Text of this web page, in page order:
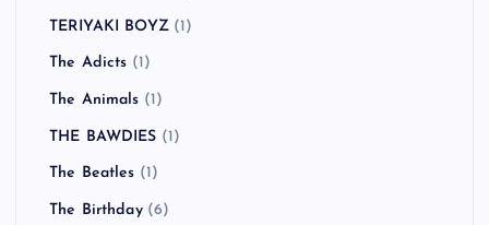
TERIYAKI BOYZ(1)
The Adicts (1)
The Animals (1)
THE BAWDIES (1)
The Beatles (1)
The Birthday(6)